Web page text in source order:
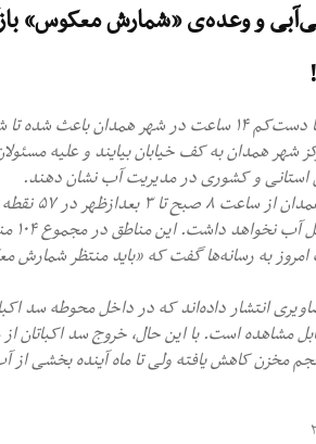
و وعده‌ی «شمارش معکوس»
-قطع پنج‌ روزه آب و جیره‌بندی‌هایی تا دست‌کم ۱۴ ساعت در شهر
شهر همدان به کف خیابان بیایند و علیه
استانی و کشوری در مدیریت آب نشان دهند.
به رسانه‌ها گفت که «باید منتظر
انتشار داده‌اند که در داخل محوطه سد
است. با این حال، خروج سد اکباتان از
کاهش یافته ولی تا ماه آینده بخشی از